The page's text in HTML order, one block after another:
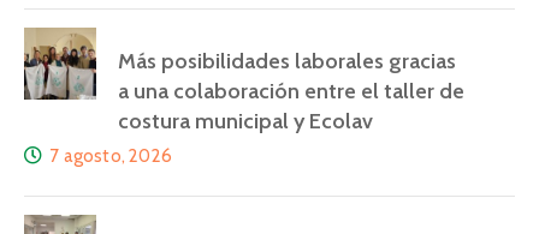
Más posibilidades laborales gracias
a una colaboración entre el taller de
costura municipal y Ecolav
7 agosto, 2026